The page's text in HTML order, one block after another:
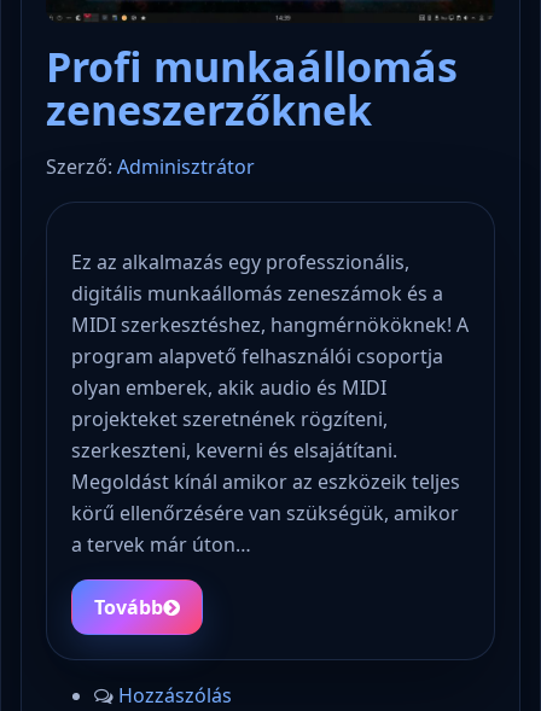
Profi munkaállomás
zeneszerzőknek
Szerző: Adminisztrátor
Ez az alkalmazás egy professzionális,
digitális munkaállomás zeneszámok és a
MIDI szerkesztéshez, hangmérnököknek! A
program alapvető felhasználói csoportja
olyan emberek, akik audio és MIDI
projekteket szeretnének rögzíteni,
szerkeszteni, keverni és elsajátítani.
Megoldást kínál amikor az eszközeik teljes
körű ellenőrzésére van szükségük, amikor
a tervek már úton…
Tovább
Hozzászólás